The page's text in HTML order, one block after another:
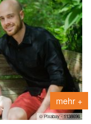
mehr +
© Pixabay - 1138696